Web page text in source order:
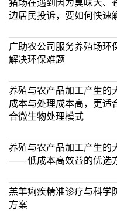
猪场在遇到因为臭味大、
边居民投诉，要如何快速
广助农公司服务养殖场环
解决环保难题
养殖与农产品加工产生的
成本与处理成本高，更适
合微生物处理模式
养殖与农产品加工产生的
——低成本高效益的优选
羔羊痢疾精准诊疗与科学
方案